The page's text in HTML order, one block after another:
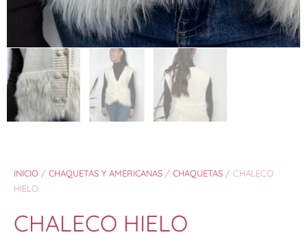
INICIO / CHAQUETAS Y AMERICANAS / CHAQUETAS / CHALECO
HIELO
CHALECO HIELO